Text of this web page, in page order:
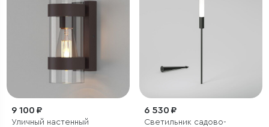
9 100 ₽
Уличный настенный
6 530 ₽
Светильник садово-